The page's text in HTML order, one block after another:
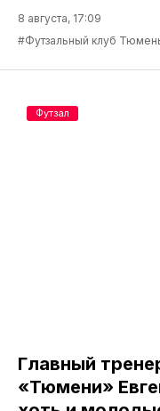
8 августа, 17:09
#Футзальный клуб
Главный
«Тюмени»
Футзал